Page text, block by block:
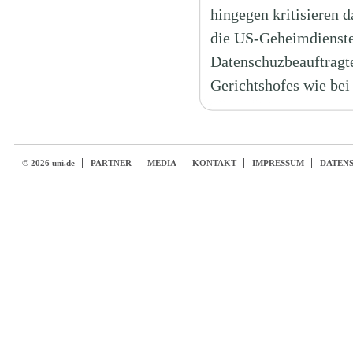
hingegen kritisieren
die US-
Gerichtshofes wie
© 2026 uni.de PARTNER MEDIA KONTAKT IMPRESSUM